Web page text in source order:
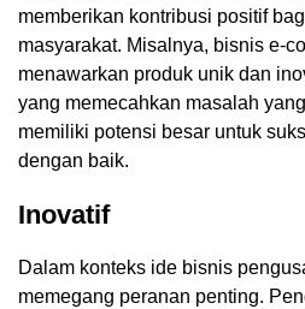
memberikan kontribusi positif
masyarakat. Misalnya, bisnis e-
menawarkan produk unik dan
yang memecahkan masalah
memiliki potensi besar untuk
dengan baik.
Inovatif
Dalam konteks ide bisnis
memegang peranan penting.